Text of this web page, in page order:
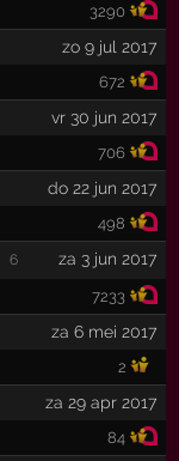
3290
zo 9 jul 2017
672
vr 30 jun 2017
706
do 22 jun 2017
498
6 za 3 jun 2017
7233
za 6 mei 2017
2
za 29 apr 2017
84